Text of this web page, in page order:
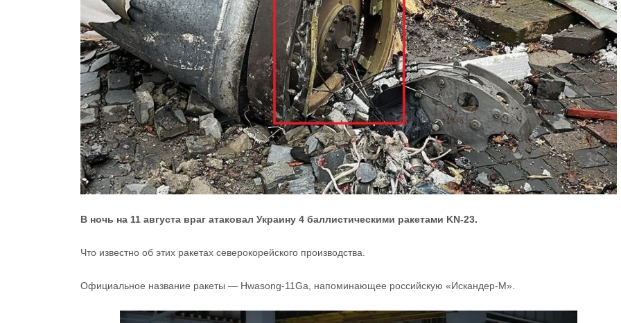
В ночь на 11 августа враг атаковал Украину 4 баллистическими ракетами KN-23.
Что известно об этих ракетах северокорейского производства.
Официальное название ракеты — Hwasong-11Ga, напоминающее российскую «Искандер-М».